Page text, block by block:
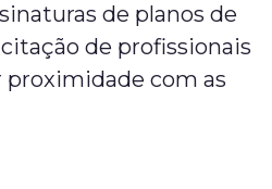
de planos de
de profissionais
proximidade com as